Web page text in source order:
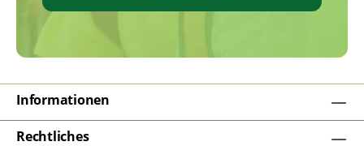
Informationen
Rechtliches